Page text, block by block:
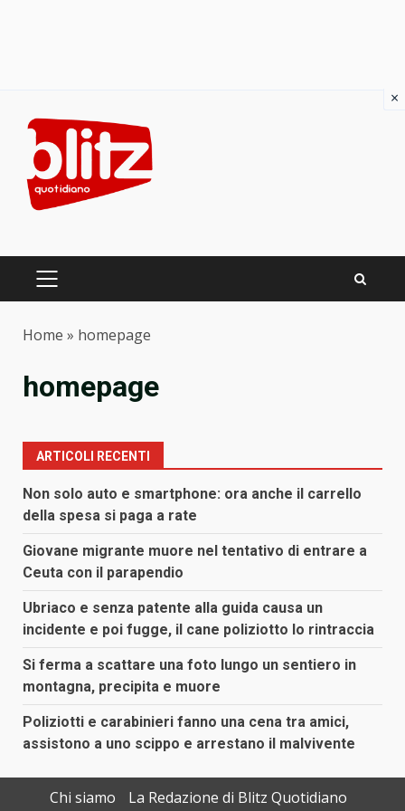
content
PRIMARY
Home » homepage
homepage
ARTICOLI RECENTI
Non solo auto e smartphone: ora anche il carrello
della spesa si paga a rate
Giovane migrante muore nel tentativo di entrare a
Ceuta con il parapendio
Ubriaco e senza patente alla guida causa un
incidente e poi fugge, il cane poliziotto lo rintraccia
Si ferma a scattare una foto lungo un sentiero in
montagna, precipita e muore
Poliziotti e carabinieri fanno una cena tra amici,
assistono a uno scippo e arrestano il malvivente
Chi siamo
La Redazione di Blitz Quotidiano
×